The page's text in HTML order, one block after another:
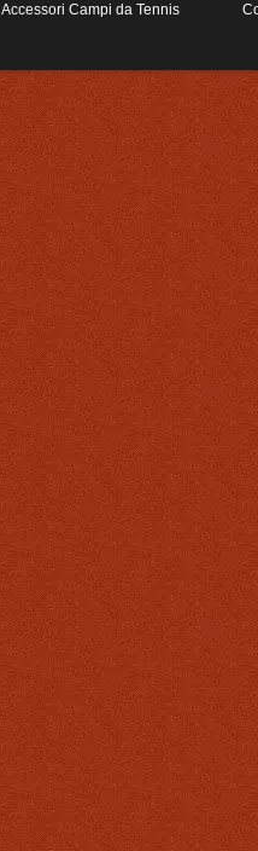
Accessori Campi da Tennis